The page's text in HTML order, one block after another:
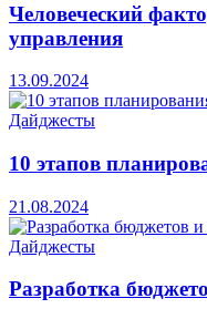
Человеческий
управления
13.09.2024
Дайджесты
10 этапов
21.08.2024
Дайджесты
Разработка